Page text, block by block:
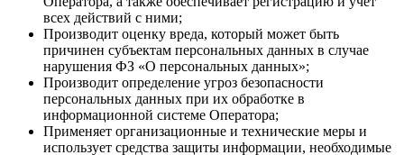
всех действий с ними;
Производит оценку вреда, который может быть
причинен субъектам персональных данных в случае
нарушения ФЗ «О персональных данных»;
Производит определение угроз безопасности
персональных данных при их обработке в
информационной системе Оператора;
Применяет организационные и технические меры и
использует средства защиты информации, необходимые